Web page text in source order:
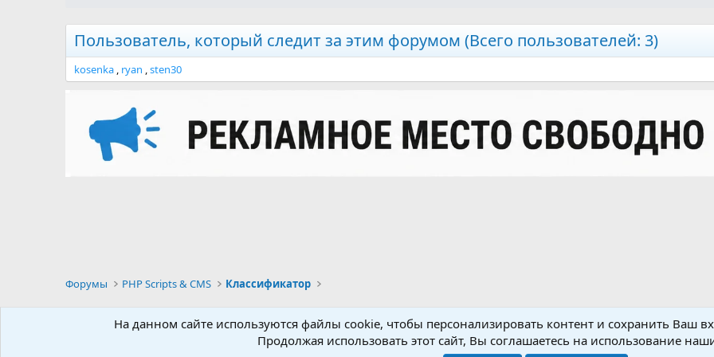
Пользователь, который следит за этим форумом (Всего пользователей: 3)
kosenka ryan sten30
Форумы PHP Scripts & CMS Классификатор
Russian Обратная связь Условия и правила
Community platform by XenForo® © 2010-2026 XenForo Ltd.
На данном сайте используются файлы cookie, чтобы персонализировать контент и сохранить Ваш
Продолжая использовать этот сайт, Вы соглашаетесь на использование